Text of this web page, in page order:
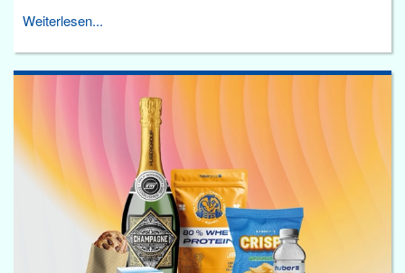
Weiterlesen...